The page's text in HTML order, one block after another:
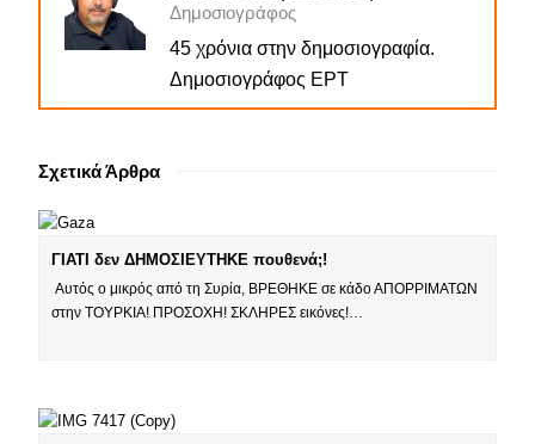
Δημοσιογράφος
45 χρόνια στην δημοσιογραφία.
Δημοσιογράφος ΕΡΤ
Σχετικά Άρθρα
ΓΙΑΤΙ δεν ΔΗΜΟΣΙΕΥΤΗΚΕ πουθενά;!
Αυτός ο μικρός από τη Συρία, ΒΡΕΘΗΚΕ σε κάδο ΑΠΟΡΡΙΜΑΤΩΝ
στην ΤΟΥΡΚΙΑ! ΠΡΟΣΟΧΗ! ΣΚΛΗΡΕΣ εικόνες!…